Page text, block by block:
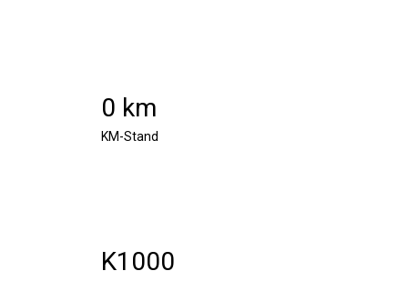
0 km
KM-Stand
K1000